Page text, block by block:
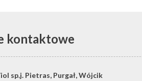
kontaktowe
sp.j. Pietras, Purgał, Wójcik